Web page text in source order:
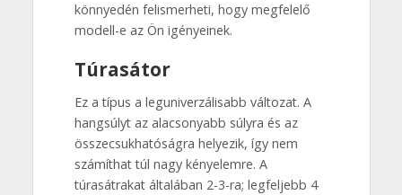
könnyedén felismerheti, hogy megfelelő
modell-e az Ön igényeinek.
Túrasátor
Ez a típus a leguniverzálisabb változat. A
hangsúlyt az alacsonyabb súlyra és az
összecsukhatóságra helyezik, így nem
számíthat túl nagy kényelemre. A
túrasátrakat általában 2-3-ra; legfeljebb 4